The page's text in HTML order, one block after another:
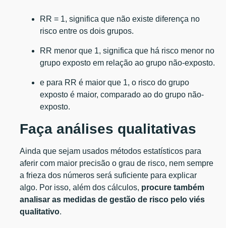
RR = 1, significa que não existe diferença no
risco entre os dois grupos.
RR menor que 1, significa que há risco menor no
grupo exposto em relação ao grupo não-exposto.
e para RR é maior que 1, o risco do grupo
exposto é maior, comparado ao do grupo não-
exposto.
Faça análises qualitativas
Ainda que sejam usados métodos estatísticos para
aferir com maior precisão o grau de risco, nem sempre
a frieza dos números será suficiente para explicar
algo. Por isso, além dos cálculos, procure também
analisar as medidas de gestão de risco pelo viés
qualitativo.